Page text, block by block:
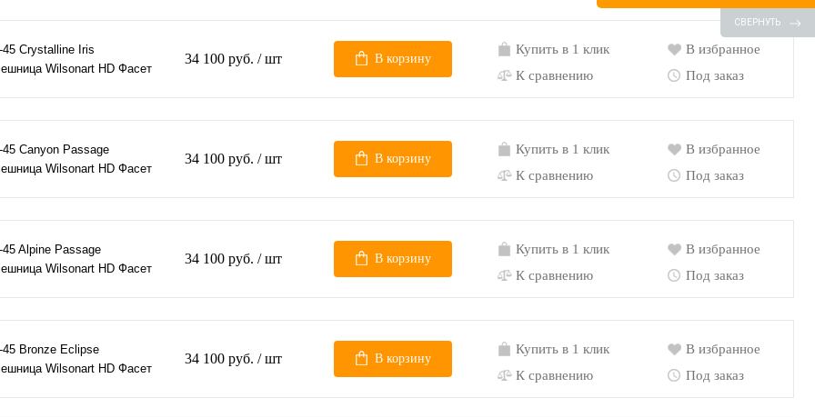
45 Crystalline Iris
Wilsonart HD Фасет
34 100 руб. / шт В корзину
Купить в 1 клик
К сравнению
В избранное
Под заказ
45 Canyon Passage
Wilsonart HD Фасет
34 100 руб. / шт В корзину
Купить в 1 клик
К сравнению
В избранное
Под заказ
45 Alpine Passage
Wilsonart HD Фасет
34 100 руб. / шт В корзину
Купить в 1 клик
К сравнению
В избранное
Под заказ
45 Bronze Eclipse
Wilsonart HD Фасет
34 100 руб. / шт В корзину
Купить в 1 клик
К сравнению
В избранное
Под заказ
СВЕРНУТЬ